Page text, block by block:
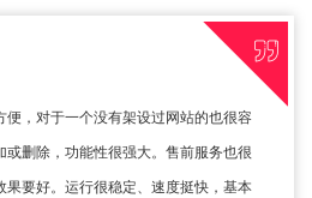
便，对于一个没有架设过网站的也很容
或删除，功能性很强大。售前服务也很
果要好。运行很稳定、速度挺快，基本